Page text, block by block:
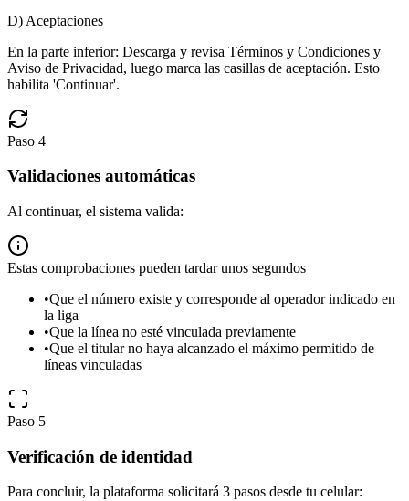
D) Aceptaciones
En la parte inferior: Descarga y revisa Términos y Condiciones y
Aviso de Privacidad, luego marca las casillas de aceptación. Esto
habilita 'Continuar'.
Paso 4
Validaciones automáticas
Al continuar, el sistema valida:
Estas comprobaciones pueden tardar unos segundos
•Que el número existe y corresponde al operador indicado en
la liga
•Que la línea no esté vinculada previamente
•Que el titular no haya alcanzado el máximo permitido de
líneas vinculadas
Paso 5
Verificación de identidad
Para concluir, la plataforma solicitará 3 pasos desde tu celular: